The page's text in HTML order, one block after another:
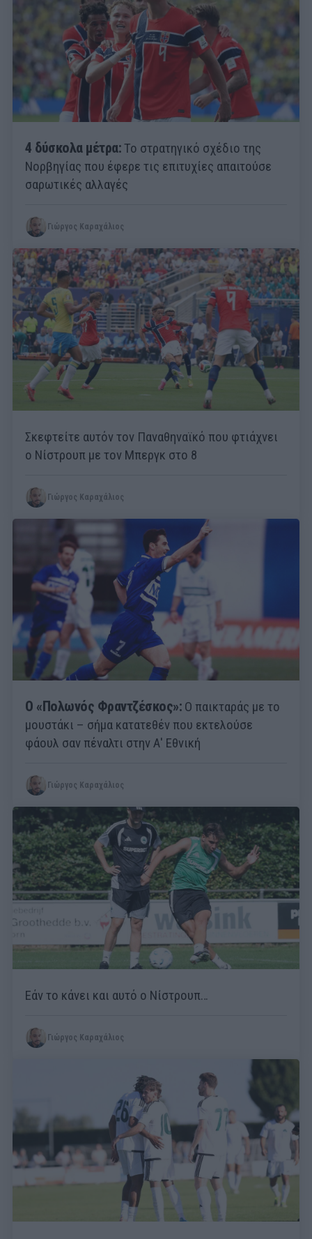
4 δύσκολα μέτρα:Το στρατηγικό σχέδιο της
Νορβηγίας που έφερε τις επιτυχίες απαιτούσε
σαρωτικές αλλαγές
Γιώργος Καραχάλιος
Σκεφτείτε αυτόν τον Παναθηναϊκό που φτιάχνει
ο Νίστρουπ με τον Μπεργκ στο 8
Γιώργος Καραχάλιος
Ο «Πολωνός Φραντζέσκος»: Ο παικταράς με το
μουστάκι – σήμα κατατεθέν που εκτελούσε
φάουλ σαν πέναλτι στην Α' Εθνική
Γιώργος Καραχάλιος
Εάν το κάνει και αυτό ο Νίστρουπ…
Γιώργος Καραχάλιος